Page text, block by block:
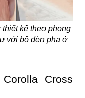
kế theo phong
với bộ đèn pha ở
Cross